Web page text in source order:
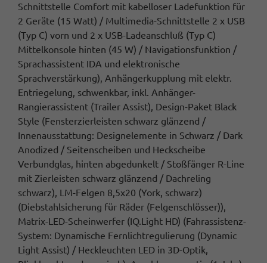
Schnittstelle Comfort mit kabelloser Ladefunktion für
2 Geräte (15 Watt) / Multimedia-Schnittstelle 2 x USB
(Typ C) vorn und 2 x USB-Ladeanschluß (Typ C)
Mittelkonsole hinten (45 W) / Navigationsfunktion /
Sprachassistent IDA und elektronische
Sprachverstärkung), Anhängerkupplung mit elektr.
Entriegelung, schwenkbar, inkl. Anhänger-
Rangierassistent (Trailer Assist), Design-Paket Black
Style (Fensterzierleisten schwarz glänzend /
Innenausstattung: Designelemente in Schwarz / Dark
Anodized / Seitenscheiben und Heckscheibe
Verbundglas, hinten abgedunkelt / Stoßfänger R-Line
mit Zierleisten schwarz glänzend / Dachreling
schwarz), LM-Felgen 8,5x20 (York, schwarz)
(Diebstahlsicherung für Räder (Felgenschlösser)),
Matrix-LED-Scheinwerfer (IQ.Light HD) (Fahrassistenz-
System: Dynamische Fernlichtregulierung (Dynamic
Light Assist) / Heckleuchten LED in 3D-Optik,